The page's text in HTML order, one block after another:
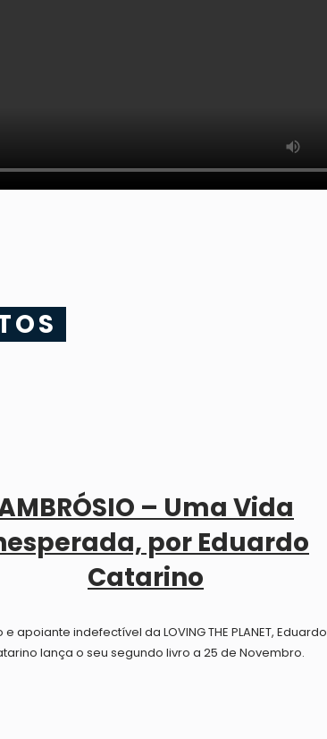
– Uma Vida
por Eduardo
Catarino
e apoiante indefectível da LOVING THE PLANET, Eduardo
lança o seu segundo livro a 25 de Novembro.